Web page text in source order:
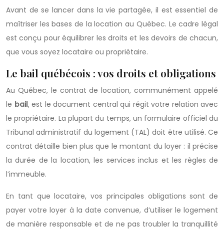
Avant de se lancer dans la vie partagée, il est essentiel de
maîtriser les bases de la location au Québec. Le cadre légal
est conçu pour équilibrer les droits et les devoirs de chacun,
que vous soyez locataire ou propriétaire.
Le bail québécois : vos droits et obligations
Au Québec, le contrat de location, communément appelé
le bail, est le document central qui régit votre relation avec
le propriétaire. La plupart du temps, un formulaire officiel du
Tribunal administratif du logement (TAL) doit être utilisé. Ce
contrat détaille bien plus que le montant du loyer : il précise
la durée de la location, les services inclus et les règles de
l’immeuble.
En tant que locataire, vos principales obligations sont de
payer votre loyer à la date convenue, d’utiliser le logement
de manière responsable et de ne pas troubler la tranquillité